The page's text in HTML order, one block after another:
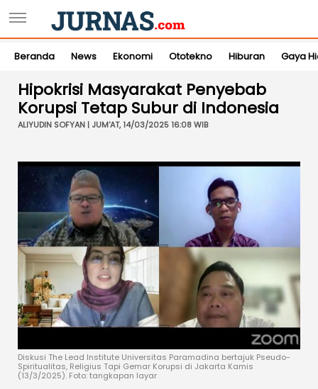
Beranda News Ekonomi Ototekno Hiburan Gaya
Hipokrisi Masyarakat Penyebab
Korupsi Tetap Subur di Indonesia
ALIYUDIN SOFYAN | JUM'AT, 14/03/2025 16:08 WIB
Diskusi The Lead Institute Universitas Paramadina bertajuk Pseudo-
Spiritualitas, Religius Tapi Gemar Korupsi di Jakarta Kamis
(13/3/2025). Foto: tangkapan layar